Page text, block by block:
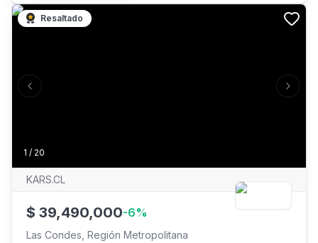
panorámico, interior de cuero, asientos eléctricos, radio
con pantalla táctil y conectividad, Apple CarPlay y
frontal y laterales, frenos de disco ABS y llantas de
aleación.
1 / 20
Previous slide Next
Resaltado
KARS.CL
$ 39,490,000-6%
Las Condes, Región Metropolitana